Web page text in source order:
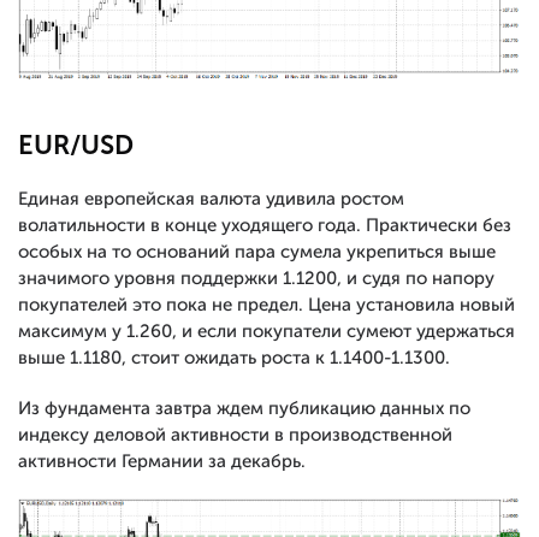
EUR/USD
Единая европейская валюта удивила ростом
волатильности в конце уходящего года. Практически без
особых на то оснований пара сумела укрепиться выше
значимого уровня поддержки 1.1200, и судя по напору
покупателей это пока не предел. Цена установила новый
максимум у 1.260, и если покупатели сумеют удержаться
выше 1.1180, стоит ожидать роста к 1.1400-1.1300.
Из фундамента завтра ждем публикацию данных по
индексу деловой активности в производственной
активности Германии за декабрь.